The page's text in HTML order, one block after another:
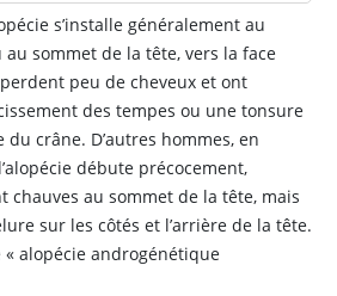
s’installe généralement au
sommet de la tête, vers la face
peu de cheveux et ont
des tempes ou une tonsure
crâne. D’autres hommes, en
débute précocement,
chauves au sommet de la tête, mais
sur les côtés et l’arrière de la tête.
« alopécie androgénétique